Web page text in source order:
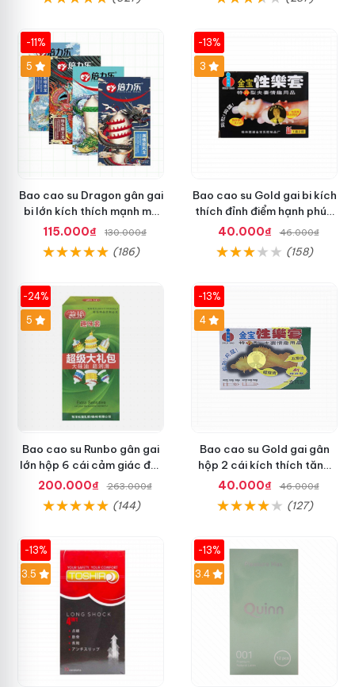
-11%
Hot
5
Bao cao su Dragon gân gai
bi lớn kích thích mạnh mẽ
hộp 2 bao + 1 riêng
115.000₫ 130.000₫
(186)
-13%
3
Bao cao su Gold gai bi kích
thích đỉnh điểm hạnh phúc
khi yêu
40.000₫ 46.000₫
(158)
-24%
Hot
5
Bao cao su Runbo gân gai
lớn hộp 6 cái cảm giác đột
phá mới
200.000₫ 263.000₫
(144)
-13%
Hot
4
Bao cao su Gold gai gân
hộp 2 cái kích thích tăng
hưng phấn
40.000₫ 46.000₫
(127)
-13%
3.5
-13%
3.4